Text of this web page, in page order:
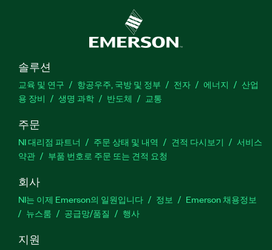
개발된 코드를 배포할 수 있습니다.\r\n\r\nLinux®
등록 상표는 전 세계에 상표권을 보유하고 있는
Linux Torvalds와 독점 라이센스 계약을 맺고 있는
LMI의 2차 라이센스에 따라 사용되었습니다.
부품 번호:785292-35 | 785291-35 | 788439-35
785292-35WP | 785291-35WP
솔루션
교육 및 연구 항공우주, 국방 및 정부 전자 에너지
산업
용 장비
생명 과학 반도체 교통
주문
NI 대리점 파트너 주문 상태 및 내역 견적 다시보기
서비스
약관
부품 번호로 주문 또는 견적 요청
회사
NI는 이제 Emerson의 일원입니다 정보
Emerson 채용정보
뉴스룸
공급망/품질 행사
지원